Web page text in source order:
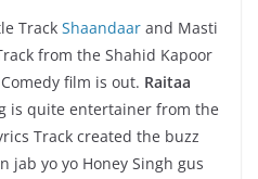
Track Shaandaar and Masti
from the Shahid Kapoor
film is out. Raitaa
is quite entertainer from the
Track created the buzz
jab yo yo Honey Singh gus